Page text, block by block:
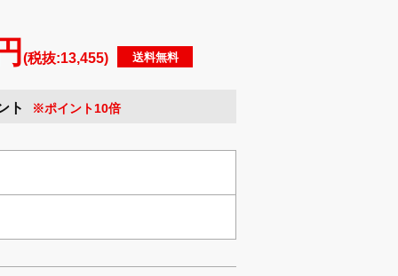
(税抜:13,455) 送料無料
ト ※ポイント10倍